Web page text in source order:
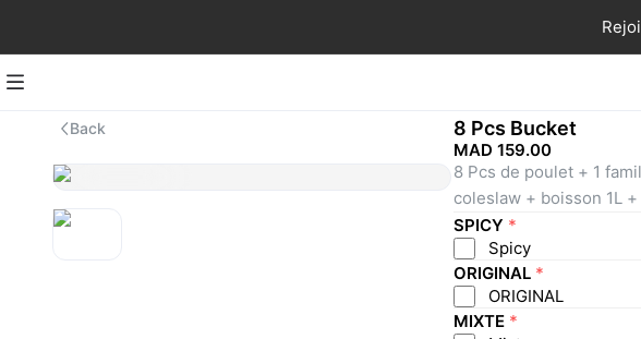
Back 8 Pcs Bucket
MAD 159.00
8 Pcs de poulet + 1
coleslaw + boisson 1L
SPICY *
Spicy
ORIGINAL *
ORIGINAL
MIXTE *